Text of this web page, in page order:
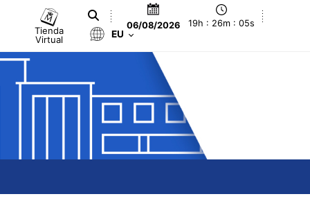
Tienda
Virtual
06/08/2026 19h : 26m : 06s
EU